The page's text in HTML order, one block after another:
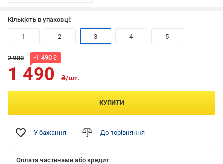
Кількість в упаковці:
1 2 3 4 5
2 980 -1 490 ₴
1 490 ₴/шт.
КУПИТИ
У бажання До порівняння
Оплата частинами або кредит